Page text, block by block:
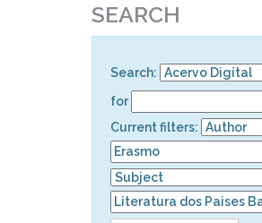
SEARCH
Search:
for
Current filters: